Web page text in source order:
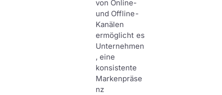
von Online-
und Offline-
Kanälen
ermöglicht es
Unternehmen
, eine
konsistente
Markenpräse
nz